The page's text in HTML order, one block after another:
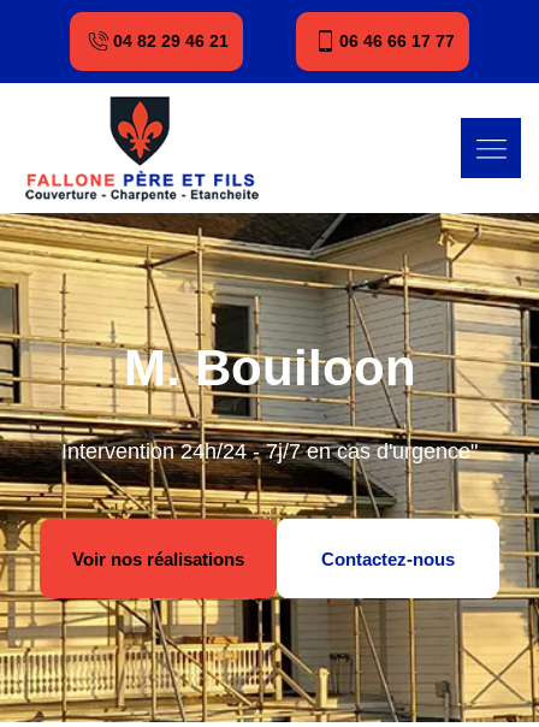
04 82 29 46 21 06 46 66 17 77
M. Bouiloon
Intervention 24h/24 - 7j/7 en cas d'urgence"
Voir nos réalisations Contactez-nous